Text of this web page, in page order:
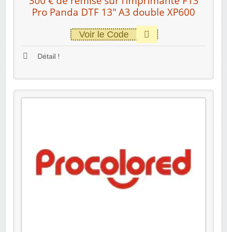
Pro Panda DTF 13″ A3 double XP600
Voir le Code
Détail !